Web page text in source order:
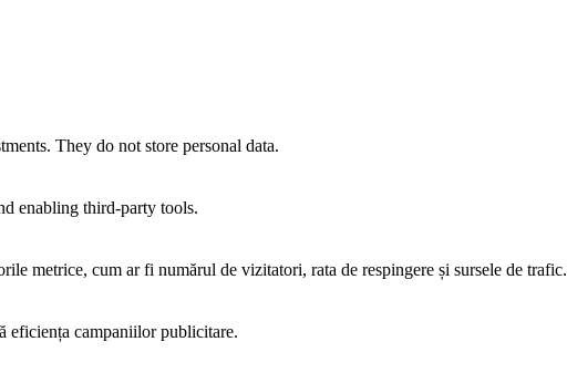
They do not store personal data.
enabling third-party tools.
metrice, cum ar fi numărul de vizitatori, rata de respingere și sursele de trafic.
eficiența campaniilor publicitare.